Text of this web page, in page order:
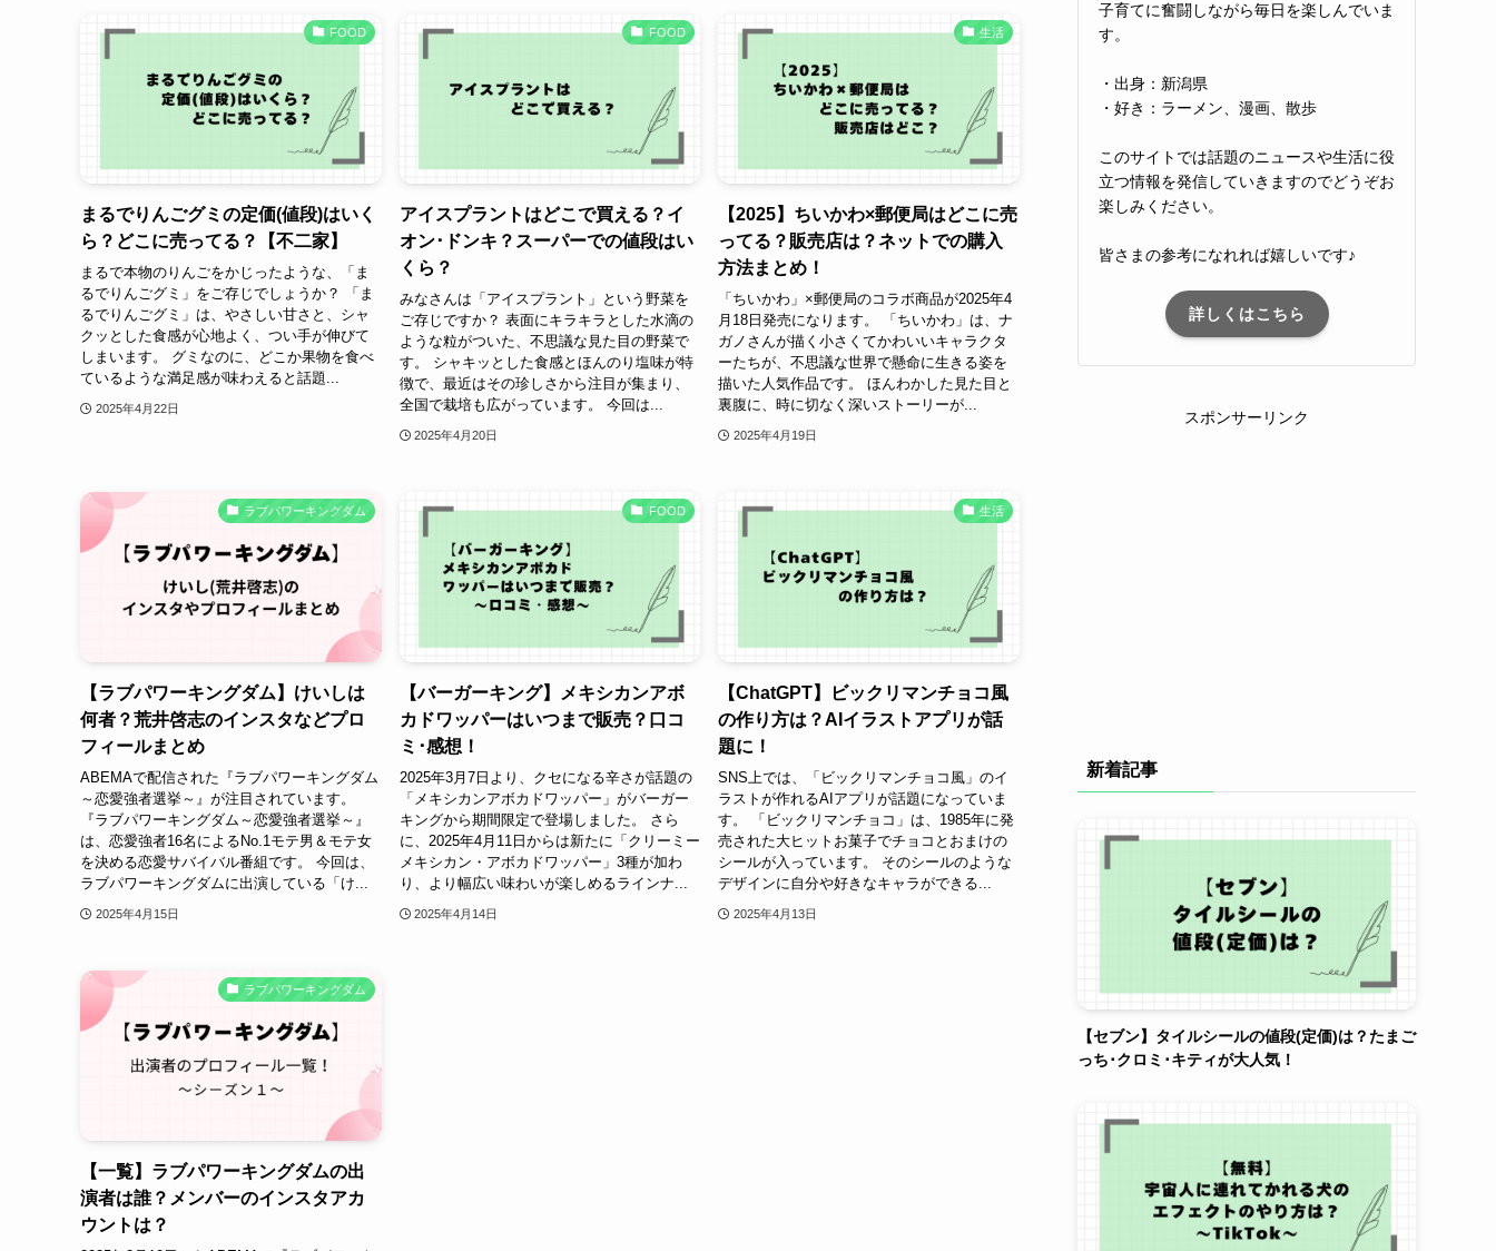
FOOD
まるでりんごグミの定価(値段)はいく
ら？どこに売ってる？【不二家】
まるで本物のりんごをかじったような、「ま
るでりんごグミ」をご存じでしょうか？ 「ま
るでりんごグミ」は、やさしい甘さと、シャ
クッとした食感が心地よく、つい手が伸びて
しまいます。 グミなのに、どこか果物を食べ
ているような満足感が味わえると話題...
2025年4月22日
FOOD
アイスプラントはどこで買える？イ
オン･ドンキ？スーパーでの値段はい
くら？
みなさんは「アイスプラント」という野菜を
ご存じですか？ 表面にキラキラとした水滴の
ような粒がついた、不思議な見た目の野菜で
す。 シャキッとした食感とほんのり塩味が特
徴で、最近はその珍しさから注目が集まり、
全国で栽培も広がっています。 今回は...
2025年4月20日
生活
【2025】ちいかわ×郵便局はどこに売
ってる？販売店は？ネットでの購入
方法まとめ！
「ちいかわ」×郵便局のコラボ商品が2025年4
月18日発売になります。 「ちいかわ」は、ナ
ガノさんが描く小さくてかわいいキャラクタ
ーたちが、不思議な世界で懸命に生きる姿を
描いた人気作品です。 ほんわかした見た目と
裏腹に、時に切なく深いストーリーが...
2025年4月19日
ラブパワーキングダム
【ラブパワーキングダム】けいしは
何者？荒井啓志のインスタなどプロ
フィールまとめ
ABEMAで配信された『ラブパワーキングダム
～恋愛強者選挙～』が注目されています。
『ラブパワーキングダム～恋愛強者選挙～』
は、恋愛強者16名によるNo.1モテ男＆モテ女
を決める恋愛サバイバル番組です。 今回は、
ラブパワーキングダムに出演している「け...
2025年4月15日
FOOD
【バーガーキング】メキシカンアボ
カドワッパーはいつまで販売？口コ
ミ･感想！
2025年3月7日より、クセになる辛さが話題の
「メキシカンアボカドワッパー」がバーガー
キングから期間限定で登場しました。 さら
に、2025年4月11日からは新たに「クリーミー
メキシカン・アボカドワッパー」3種が加わ
り、より幅広い味わいが楽しめるラインナ...
2025年4月14日
生活
【ChatGPT】ビックリマンチョコ風
の作り方は？AIイラストアプリが話
題に！
SNS上では、「ビックリマンチョコ風」のイ
ラストが作れるAIアプリが話題になっていま
す。 「ビックリマンチョコ」は、1985年に発
売された大ヒットお菓子でチョコとおまけの
シールが入っています。 そのシールのような
デザインに自分や好きなキャラができる...
2025年4月13日
ラブパワーキングダム
【一覧】ラブパワーキングダムの出
演者は誰？メンバーのインスタアカ
ウントは？
子育てに奮闘しながら毎日を楽しんでいま
す。
・出身：新潟県
・好き：ラーメン、漫画、散歩
このサイトでは話題のニュースや生活に役
立つ情報を発信していきますのでどうぞお
楽しみください。
皆さまの参考になれれば嬉しいです♪
詳しくはこちら
スポンサーリンク
新着記事
【セブン】タイルシールの値段(定価)は？たまご
っち･クロミ･キティが大人気！